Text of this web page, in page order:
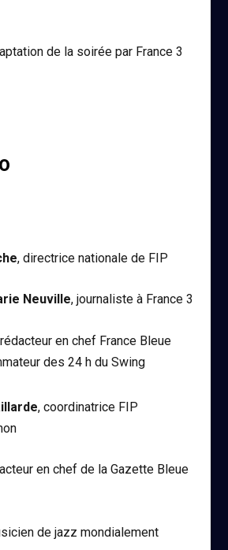
de la soirée par France 3
, directrice nationale de FIP
Neuville, journaliste à France 3
en chef France Bleue
des 24 h du Swing
, coordinatrice FIP
en chef de la Gazette Bleue
de jazz mondialement